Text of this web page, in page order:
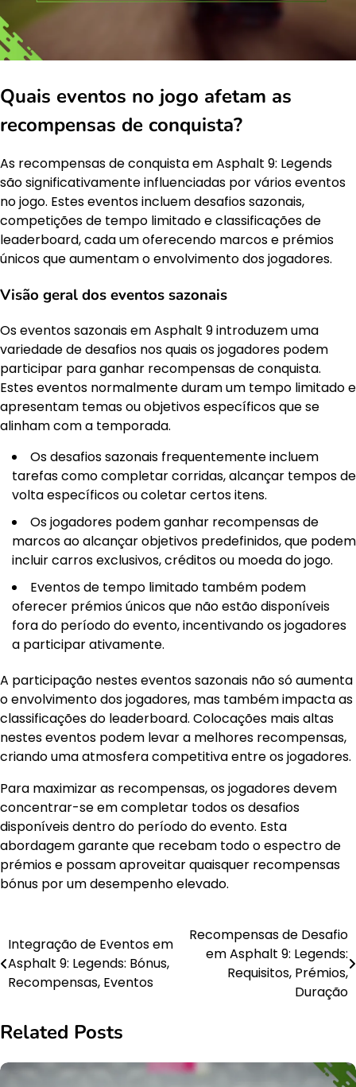
Quais eventos no jogo afetam as
recompensas de conquista?
As recompensas de conquista em Asphalt 9: Legends
são significativamente influenciadas por vários eventos
no jogo. Estes eventos incluem desafios sazonais,
competições de tempo limitado e classificações de
leaderboard, cada um oferecendo marcos e prémios
únicos que aumentam o envolvimento dos jogadores.
Visão geral dos eventos sazonais
Os eventos sazonais em Asphalt 9 introduzem uma
variedade de desafios nos quais os jogadores podem
participar para ganhar recompensas de conquista.
Estes eventos normalmente duram um tempo limitado e
apresentam temas ou objetivos específicos que se
alinham com a temporada.
Os desafios sazonais frequentemente incluem
tarefas como completar corridas, alcançar tempos de
volta específicos ou coletar certos itens.
Os jogadores podem ganhar recompensas de
marcos ao alcançar objetivos predefinidos, que podem
incluir carros exclusivos, créditos ou moeda do jogo.
Eventos de tempo limitado também podem
oferecer prémios únicos que não estão disponíveis
fora do período do evento, incentivando os jogadores
a participar ativamente.
A participação nestes eventos sazonais não só aumenta
o envolvimento dos jogadores, mas também impacta as
classificações do leaderboard. Colocações mais altas
nestes eventos podem levar a melhores recompensas,
criando uma atmosfera competitiva entre os jogadores.
Para maximizar as recompensas, os jogadores devem
concentrar-se em completar todos os desafios
disponíveis dentro do período do evento. Esta
abordagem garante que recebam todo o espectro de
prémios e possam aproveitar quaisquer recompensas
bónus por um desempenho elevado.
Post
navigation
Integração de Eventos em
Asphalt 9: Legends: Bónus,
Recompensas, Eventos
Recompensas de Desafio
em Asphalt 9: Legends:
Requisitos, Prémios,
Duração
Related Posts